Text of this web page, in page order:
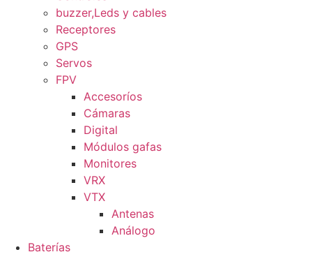
buzzer,Leds y cables
Receptores
GPS
Servos
FPV
Accesoríos
Cámaras
Digital
Módulos gafas
Monitores
VRX
VTX
Antenas
Análogo
Baterías